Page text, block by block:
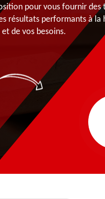
pour vous fournir des
résultats performants à la
de vos besoins.